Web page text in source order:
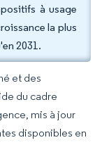
à usage
la plus
2031.
et des
du cadre
mis à jour
disponibles en